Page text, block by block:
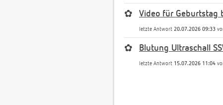
✿ Video für Geburtstag
letzte Antwort 20.07.2026 09:33
✿ Blutung Ultraschall
letzte Antwort 15.07.2026 11:04